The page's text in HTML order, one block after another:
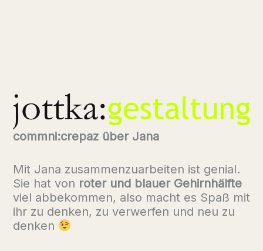
commni:crepaz über Jana
Mit Jana zusammenzuarbeiten ist genial.
Sie hat von roter und blauer Gehirnhälfte
viel abbekommen, also macht es Spaß mit
ihr zu denken, zu verwerfen und neu zu
denken